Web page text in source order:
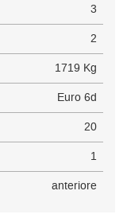
3
2
1719 Kg
Euro 6d
20
1
anteriore